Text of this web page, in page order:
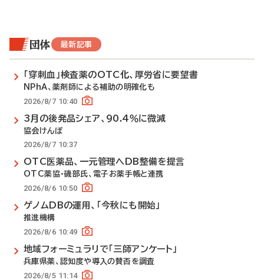
団体 最新記事
「穿刺血」検査薬のOTC化、厚労省に要望書
NPhA、薬剤師による補助の明確化も
2026/8/7 10:40
3月の後発品シェア、90.4％に微減
協会けんぽ
2026/8/7 10:37
OTC医薬品、一元管理へDB整備を提言
OTC薬協・磯部氏、電子お薬手帳と連携
2026/8/6 10:50
ゲノムDBの運用、「今秋にも開始」
推進機構
2026/8/6 10:49
地域フォーミュラリで「三師アンケート」
兵庫県薬、認知度や導入の賛否を調査
2026/8/5 11:14